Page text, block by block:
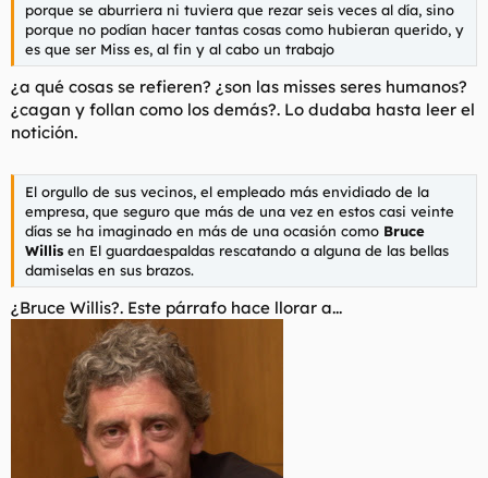
porque se aburriera ni tuviera que rezar seis veces al día, sino
porque no podían hacer tantas cosas como hubieran querido, y
es que ser Miss es, al fin y al cabo un trabajo
¿a qué cosas se refieren? ¿son las misses seres humanos?
¿cagan y follan como los demás?. Lo dudaba hasta leer el
notición.
El orgullo de sus vecinos, el empleado más envidiado de la
empresa, que seguro que más de una vez en estos casi veinte
días se ha imaginado en más de una ocasión como Bruce
Willis en El guardaespaldas rescatando a alguna de las bellas
damiselas en sus brazos.
¿Bruce Willis?. Este párrafo hace llorar a...